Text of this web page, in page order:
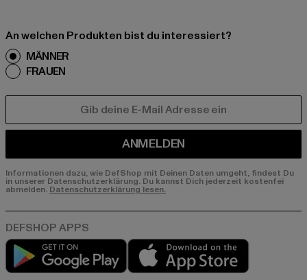
An welchen Produkten bist du interessiert?
MÄNNER
FRAUEN
ANMELDEN
Informationen dazu, wie DefShop mit Deinen Daten umgeht, findest Du
in unserer Datenschutzerklärung. Du kannst Dich jederzeit kostenfei
abmelden. Datenschutzerklärung lesen.
Play market